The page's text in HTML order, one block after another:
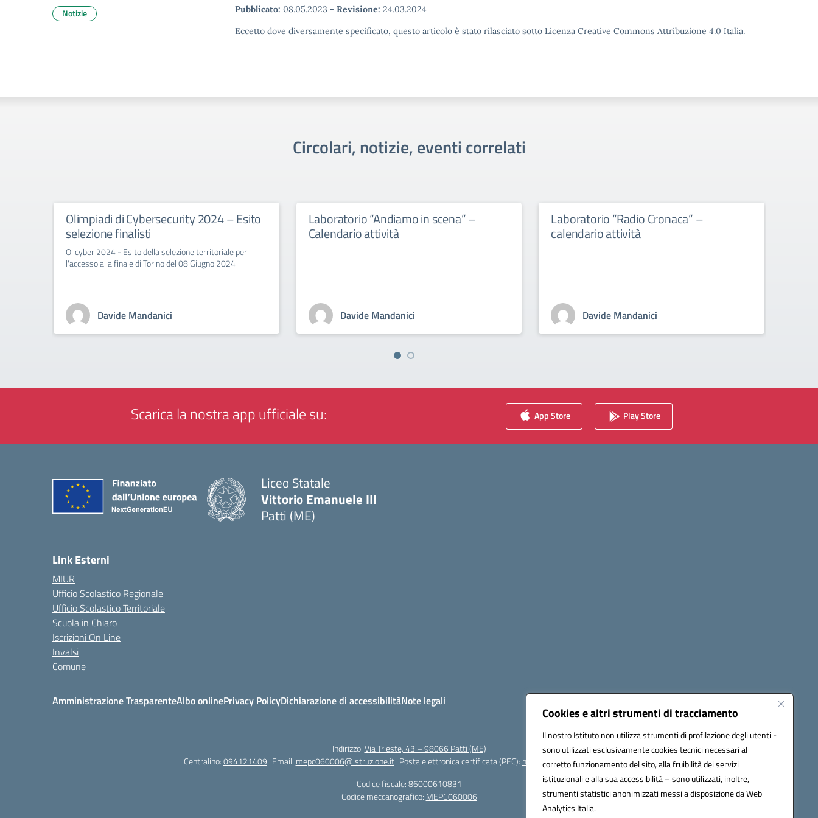
Cookies e altri strumenti di tracciamento
Il nostro Istituto non utilizza strumenti di profilazione degli utenti -
sono utilizzati esclusivamente cookies tecnici necessari al
corretto funzionamento del sito, alla fruibilità dei servizi
istituzionali e alla sua accessibilità – sono utilizzati, inoltre,
strumenti statistici anonimizzati messi a disposizione da Web
Analytics Italia.
Pubblicato: 08.05.2023 - Revisione: 24.03.2024
Eccetto dove diversamente specificato, questo articolo è stato rilasciato sotto Licenza Creative Commons Attribuzione 4.0 Italia.
Notizie
Circolari, notizie, eventi correlati
Olimpiadi di Cybersecurity 2024 – Esito
selezione finalisti
Olicyber 2024 - Esito della selezione territoriale per
l'accesso alla finale di Torino del 08 Giugno 2024
Davide Mandanici
Laboratorio “Andiamo in scena” –
Calendario attività
Davide Mandanici
Laboratorio “Radio Cronaca” –
calendario attività
Davide Mandanici
Scarica la nostra app ufficiale su: App Store Play Store
Liceo Statale
Vittorio Emanuele III
Patti (ME)
Link Esterni
MIUR
Ufficio Scolastico Regionale
Ufficio Scolastico Territoriale
Scuola in Chiaro
Iscrizioni On Line
Invalsi
Comune
Amministrazione TrasparenteAlbo onlinePrivacy PolicyDichiarazione di accessibilitàNote legali Seguici su:
Indirizzo:Via Trieste, 43 – 98066 Patti (ME)
Centralino:094121409 Email: mepc060006@istruzione.it Posta elettronica certificata (PEC): mepc060006@pec.istruzione.it
Codice fiscale: 86000610831
Codice meccanografico: MEPC060006